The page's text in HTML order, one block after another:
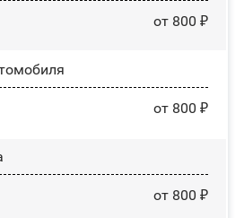
от 800 ₽
от 800 ₽
от 800 ₽